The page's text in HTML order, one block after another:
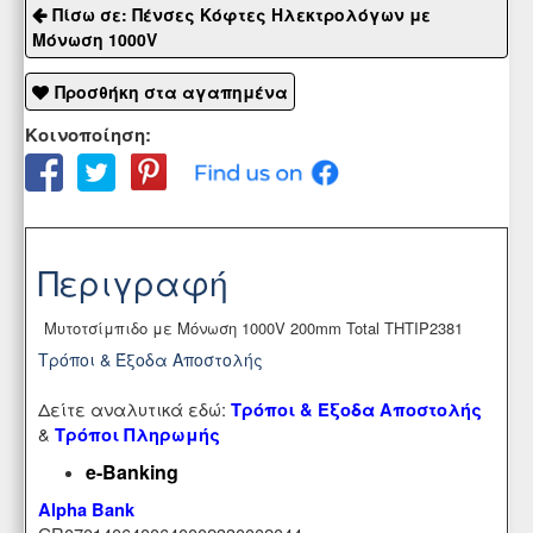
Πίσω σε: Πένσες Κόφτες Ηλεκτρολόγων με
Μόνωση 1000V
Προσθήκη στα αγαπημένα
Κοινοποίηση:
Περιγραφή
Μυτοτσίμπιδο με Μόνωση 1000V 200mm Total THTIP2381
Τρόποι & Έξοδα Αποστολής
Δείτε αναλυτικά εδώ: Τρόποι & Έξοδα Αποστολής
& Τρόποι Πληρωμής
e-Banking
Alpha Bank